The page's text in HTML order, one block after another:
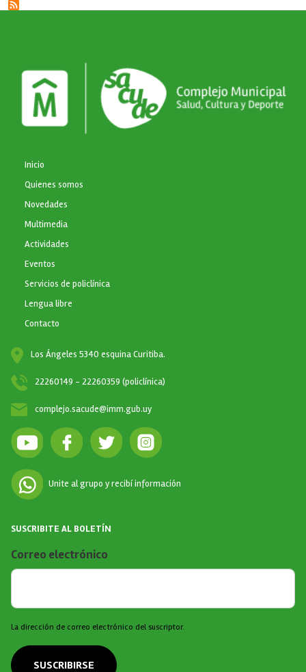
NAVEGACIÓN PRINCIPAL
Inicio
Quienes somos
Novedades
Multimedia
Actividades
Eventos
Servicios de policlínica
Lengua libre
Contacto
Los Ángeles 5340 esquina Curitiba.
22260149 - 22260359 (policlínica)
complejo.sacude@imm.gub.uy
Unite al grupo y recibí información
SUSCRIBITE AL BOLETÍN
Correo electrónico
La dirección de correo electrónico del suscriptor.
SUSCRIBIRSE